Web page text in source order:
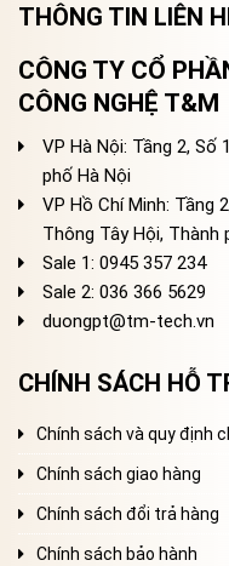
THÔNG TIN LIÊN
CÔNG TY CỔ
CÔNG NGHỆ T&M
VP Hà Nội: Tầng 2, Số
phố Hà Nội
VP Hồ Chí Minh: Tầng
Thông Tây Hội, Thành
Sale 1: 0945 357 234
Sale 2: 036 366 5629
duongpt@tm-tech.vn
CHÍNH SÁCH HỖ
Chính sách và quy định
Chính sách giao hàng
Chính sách đổi trả hàng
Chính sách bảo hành